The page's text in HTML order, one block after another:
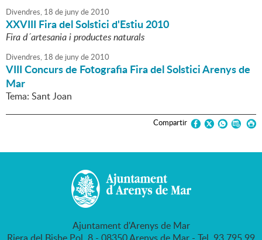
Divendres, 18 de junyde2010
XXVIII Fira del Solstici d'Estiu 2010
Fira d´artesania i productes naturals
Divendres, 18 de junyde2010
VIII Concurs de Fotografia Fira del Solstici Arenys de
Mar
Tema: Sant Joan
Compartir
Ajuntament d'Arenys de Mar